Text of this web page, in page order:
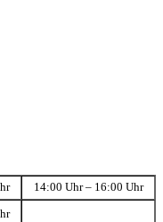
14:00 Uhr – 16:00 Uhr